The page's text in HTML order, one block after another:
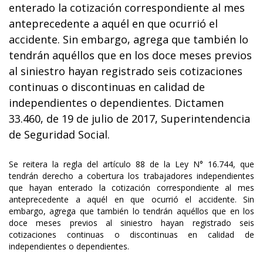
enterado la cotización correspondiente al mes
anteprecedente a aquél en que ocurrió el
accidente. Sin embargo, agrega que también lo
tendrán aquéllos que en los doce meses previos
al siniestro hayan registrado seis cotizaciones
continuas o discontinuas en calidad de
independientes o dependientes. Dictamen
33.460, de 19 de julio de 2017, Superintendencia
de Seguridad Social.
Se reitera la regla del artículo 88 de la Ley N° 16.744, que
tendrán derecho a cobertura los trabajadores independientes
que hayan enterado la cotización correspondiente al mes
anteprecedente a aquél en que ocurrió el accidente. Sin
embargo, agrega que también lo tendrán aquéllos que en los
doce meses previos al siniestro hayan registrado seis
cotizaciones continuas o discontinuas en calidad de
independientes o dependientes.